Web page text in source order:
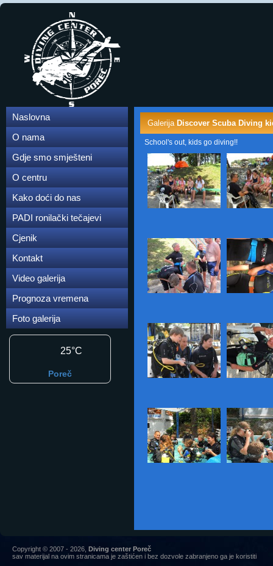
Naslovna
O nama
Gdje smo smješteni
O centru
Kako doći do nas
PADI ronilački tečajevi
Cjenik
Kontakt
Video galerija
Prognoza vremena
Foto galerija
25°C
Poreč
Galerija Discover Scuba Diving
School's out, kids go diving!!
Copyright © 2007 - 2026, Diving center Poreč
sav materijal na ovim stranicama je zaštićen i bez dozvole zabranjeno ga je koristiti